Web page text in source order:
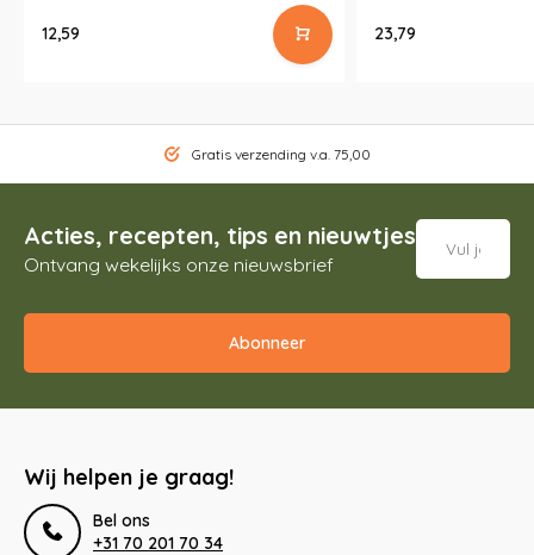
12,59 23,79
Gratis verzending v.a. 75,00
Acties, recepten, tips en nieuwtjes
Ontvang wekelijks onze nieuwsbrief
Abonneer
Wij helpen je graag!
Bel ons
+31 70 201 70 34